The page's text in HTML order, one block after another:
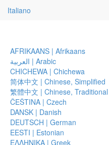
Italiano
AFRIKAANS | Afrikaans
العربية | Arabic
CHICHEWA | Chichewa
简体中文 | Chinese, Simplified
繁體中文 | Chinese, Traditional
ČEŠTINA | Czech
DANSK | Danish
DEUTSCH | German
EESTI | Estonian
ΕΛΛΗΝΙΚΑ | Greek
La Scuola per Il Lavoro
Montréal, Québec, Canada
21–30 settembre 2020
La Scuola per Il Lavoro
Ojai, California
Se parli inglese puoi iscriverti
(tel) o scrivendo a
Se parli solo italiano iscriviti